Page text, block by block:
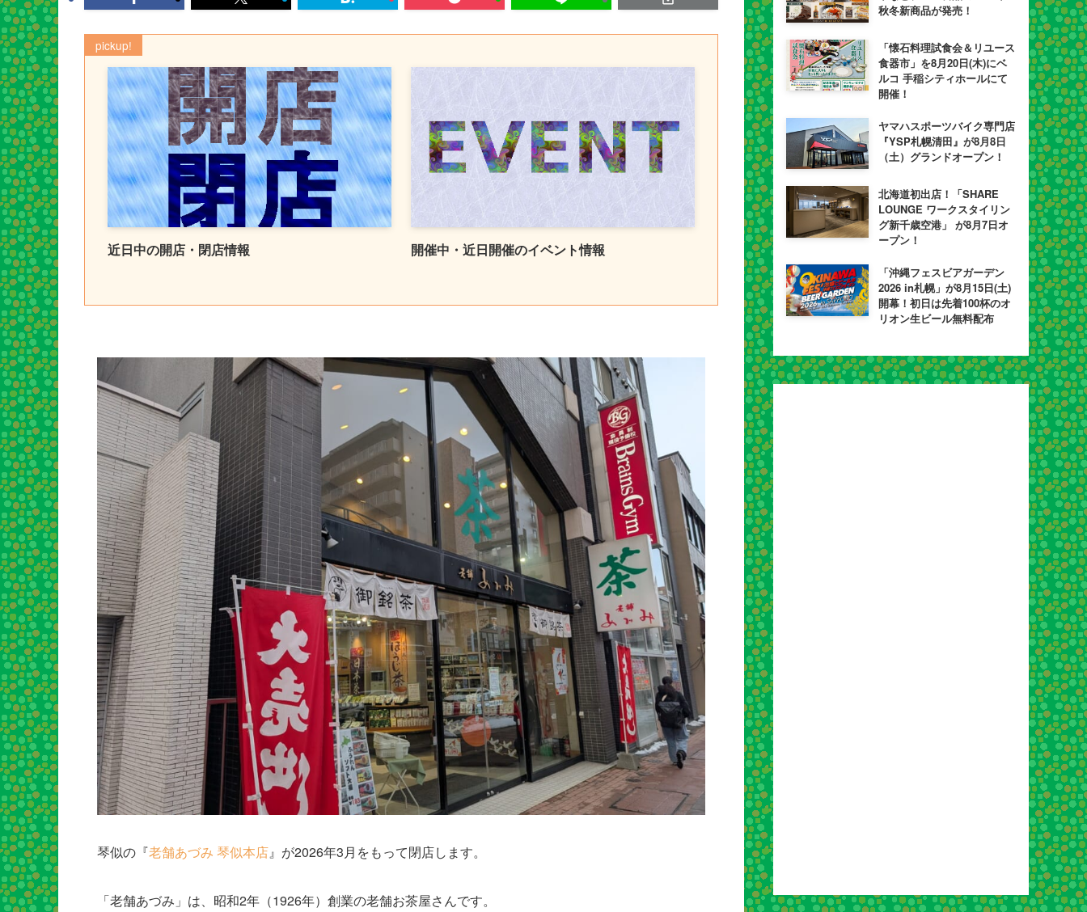
pickup!
近日中の開店・閉店情報 開催中・近日開催のイベント情報
琴似の『老舗あづみ 琴似本店』が2026年3月をもって閉店します。
「老舗あづみ」は、昭和2年（1926年）創業の老舗お茶屋さんです。
秋冬新商品が発売！
「懐石料理試食会＆リユース
食器市」を8月20日(木)にベ
ルコ 手稲シティホールにて
開催！
ヤマハスポーツバイク専門店
『YSP札幌清田』が8月8日
（土）グランドオープン！
北海道初出店！「SHARE
LOUNGE ワークスタイリン
グ新千歳空港」 が8月7日オ
ープン！
「沖縄フェスビアガーデン
2026 in札幌」が8月15日(土)
開幕！初日は先着100杯のオ
リオン生ビール無料配布